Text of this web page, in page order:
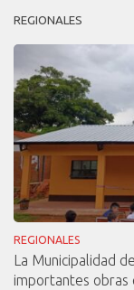
REGIONALES
REGIONALES
La Municipalidad
importantes obras